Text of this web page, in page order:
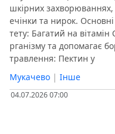
шкірних захворюваннях,
ечінки та нирок.
тету: Багатий на вітамін
рганізму та допомагає
травлення: Пектин у
Мукачево | Інше
04.07.2026 07:00